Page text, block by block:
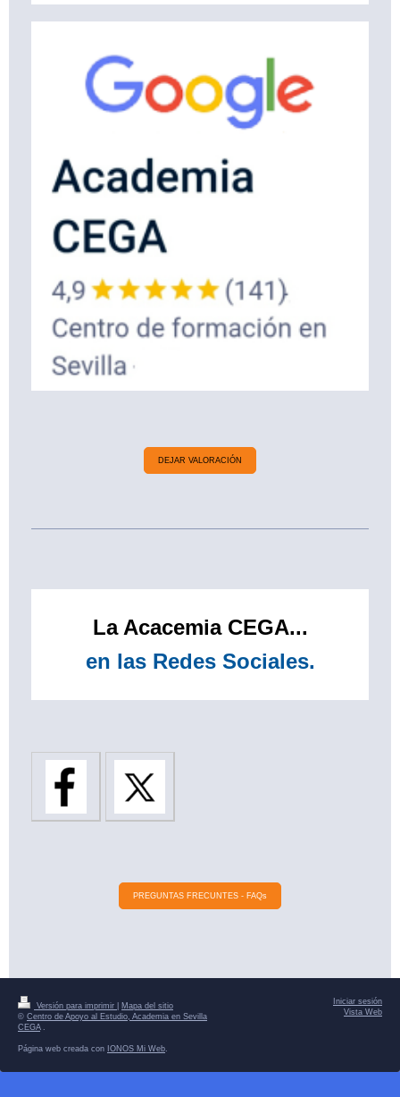
DEJAR VALORACIÓN
La Acacemia CEGA...
en las Redes Sociales.
PREGUNTAS FRECUNTES - FAQs
Versión para imprimir
Mapa del sitio
© Centro de Apoyo al Estudio, Academia en Sevilla
CEGA.
Página web creada con IONOS Mi Web
Iniciar sesión
Vista Web